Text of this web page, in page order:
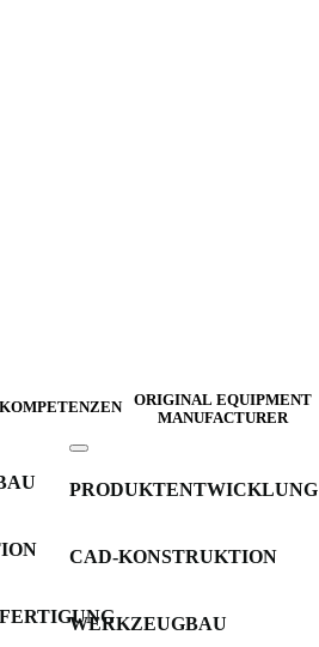
ORIGINAL EQUIPMENT
MANUFACTURER
PRODUKTENTWICKLUNG
CAD-KONSTRUKTION
WERKZEUGBAU